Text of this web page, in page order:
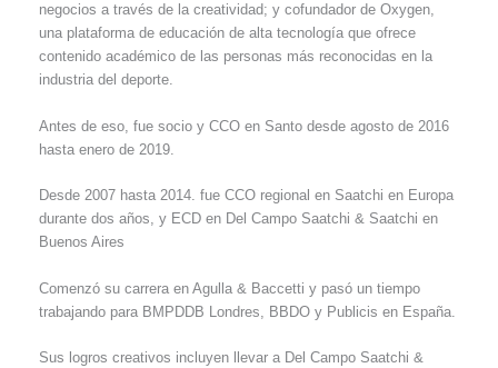
negocios a través de la creatividad; y cofundador de Oxygen,
una plataforma de educación de alta tecnología que ofrece
contenido académico de las personas más reconocidas en la
industria del deporte.
Antes de eso, fue socio y CCO en Santo desde agosto de 2016
hasta enero de 2019.
Desde 2007 hasta 2014. fue CCO regional en Saatchi en Europa
durante dos años, y ECD en Del Campo Saatchi & Saatchi en
Buenos Aires
Comenzó su carrera en Agulla & Baccetti y pasó un tiempo
trabajando para BMPDDB Londres, BBDO y Publicis en España.
Sus logros creativos incluyen llevar a Del Campo Saatchi &